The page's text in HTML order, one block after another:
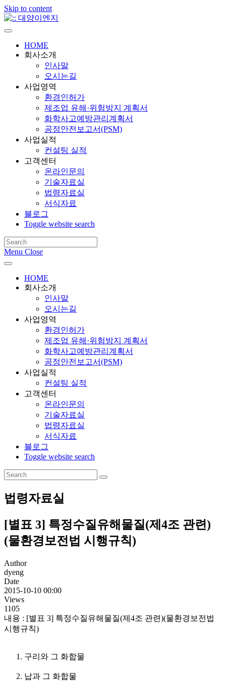
Skip to content
HOME
회사소개
인사말
오시는길
사업영역
환경인허가
제조업 유해·위험방지 계획서
화학사고예방관리계획서
공정안전보고서(PSM)
사업실적
컨설팅 실적
고객센터
온라인문의
기술자료실
법령자료실
서식자료
블로그
Toggle website search
Menu Close
HOME
회사소개
인사말
오시는길
사업영역
환경인허가
제조업 유해·위험방지 계획서
화학사고예방관리계획서
공정안전보고서(PSM)
사업실적
컨설팅 실적
고객센터
온라인문의
기술자료실
법령자료실
서식자료
블로그
Toggle website search
법령자료실
[별표 3] 특정수질유해물질(제4조 관련)
(물환경보전법 시행규칙)
Author
dyeng
Date
2015-10-10 00:00
Views
1105
내용 : [별표 3] 특정수질유해물질(제4조 관련)(물환경보전법
시행규칙)
구리와 그 화합물
납과 그 화합물